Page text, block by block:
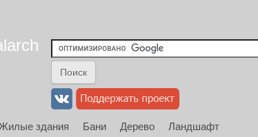
Жилые здания Бани Дерево
Ландшафт